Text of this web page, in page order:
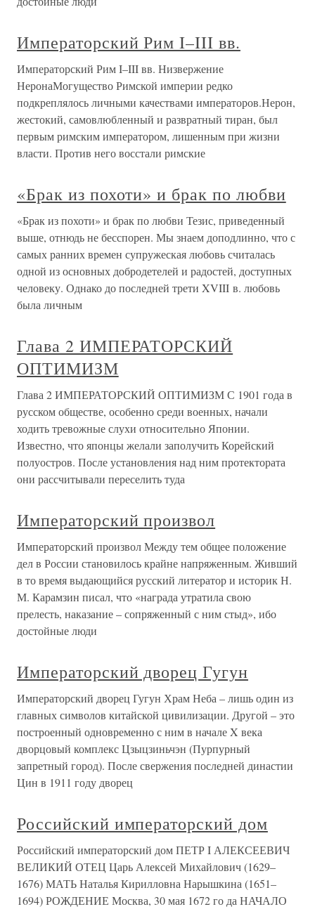
Императорский Рим I–III вв.
Императорский Рим I–III вв. Низвержение
НеронаМогущество Римской империи редко
подкреплялось личными качествами императоров.Нерон,
жестокий, самовлюбленный и развратный тиран, был
первым римским императором, лишенным при жизни
власти. Против него восстали римские
«Брак из похоти» и брак по любви
«Брак из похоти» и брак по любви Тезис, приведенный
выше, отнюдь не бесспорен. Мы знаем доподлинно, что с
самых ранних времен супружеская любовь считалась
одной из основных добродетелей и радостей, доступных
человеку. Однако до последней трети XVIII в. любовь
была личным
Глава 2 ИМПЕРАТОРСКИЙ
ОПТИМИЗМ
Глава 2 ИМПЕРАТОРСКИЙ ОПТИМИЗМ С 1901 года в
русском обществе, особенно среди военных, начали
ходить тревожные слухи относительно Японии.
Известно, что японцы желали заполучить Корейский
полуостров. После установления над ним протектората
они рассчитывали переселить туда
Императорский произвол
Императорский произвол Между тем общее положение
дел в России становилось крайне напряженным. Живший
в то время выдающийся русский литератор и историк Н.
М. Карамзин писал, что «награда утратила свою
прелесть, наказание – сопряженный с ним стыд», ибо
достойные люди
Императорский дворец Гугун
Императорский дворец Гугун Храм Неба – лишь один из
главных символов китайской цивилизации. Другой – это
построенный одновременно с ним в начале X века
дворцовый комплекс Цзыцзиньчэн (Пурпурный
запретный город). После свержения последней династии
Цин в 1911 году дворец
Российский императорский дом
Российский императорский дом ПЕТР I АЛЕКСЕЕВИЧ
ВЕЛИКИЙ ОТЕЦ Царь Алексей Михайлович (1629–
1676) МАТЬ Наталья Кирилловна Нарышкина (1651–
1694) РОЖДЕНИЕ Москва, 30 мая 1672 го да НАЧАЛО